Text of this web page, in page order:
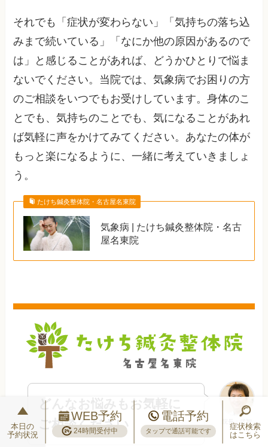
それでも「症状が変わらない」「気持ちの落ち込
みまで続いている」「なにか他の原因があるので
は」と感じることがあれば、どうかひとりで悩ま
ないでください。当院では、気象病でお困りの方
のご相談をいつでもお受けしています。身体のこ
とでも、気持ちのことでも、気になることがあれ
ば気軽に声をかけてみてください。あなたの体が
もっと楽になるように、一緒に考えていきましょ
う。
たけち鍼灸整体院・名古屋名東院
気象病 | たけち鍼灸整体院・名古
屋名東院
院長：武智
どんなお悩みもお気軽に
ご相談ください
本日の
予約状況
WEB予約
24時間受付中
電話予約
タップで通話可能です
症状検索
はこちら